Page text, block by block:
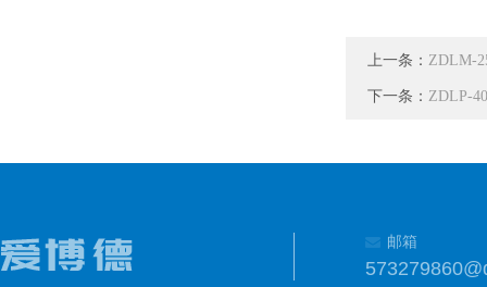
上一条： ZDLM-
下一条： ZDLP-
邮箱